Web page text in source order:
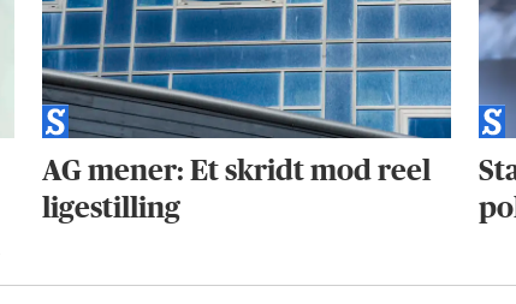
AG mener: Et skridt mod reel
ligestilling